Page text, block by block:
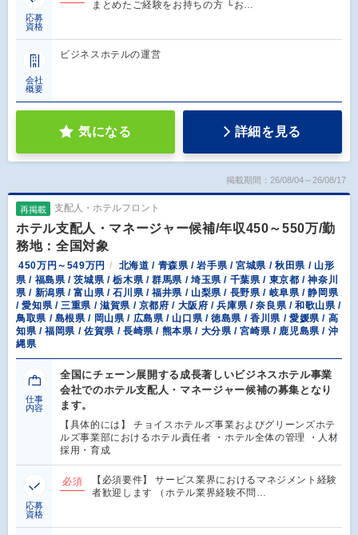
応募
資格
まとめたご経験をお持ちの方 └お…
会社
概要
ビジネスホテルの運営
気になる 詳細を見る
掲載期間：26/08/04～26/08/17
再掲載 支配人・ホテルフロント
ホテル支配人・マネージャー候補/年収450～550万/勤
務地：全国対象
450万円～549万円
北海道 / 青森県 / 岩手県 / 宮城県 / 秋田県 / 山形
県 / 福島県 / 茨城県 / 栃木県 / 群馬県 / 埼玉県 / 千葉県 / 東京都 / 神奈川
県 / 新潟県 / 富山県 / 石川県 / 福井県 / 山梨県 / 長野県 / 岐阜県 / 静岡県
/ 愛知県 / 三重県 / 滋賀県 / 京都府 / 大阪府 / 兵庫県 / 奈良県 / 和歌山県 /
鳥取県 / 島根県 / 岡山県 / 広島県 / 山口県 / 徳島県 / 香川県 / 愛媛県 / 高
知県 / 福岡県 / 佐賀県 / 長崎県 / 熊本県 / 大分県 / 宮崎県 / 鹿児島県 / 沖
縄県
仕事
内容
全国にチェーン展開する成長著しいビジネスホテル事業
会社でのホテル支配人・マネージャー候補の募集となり
ます。
【具体的には】 チョイスホテルズ事業およびグリーンズホテ
ルズ事業部におけるホテル責任者 ・ホテル全体の管理 ・人材
採用・育成
応募
資格
必須
【必須要件】 サービス業界におけるマネジメント経験
者歓迎します （ホテル業界経験不問…